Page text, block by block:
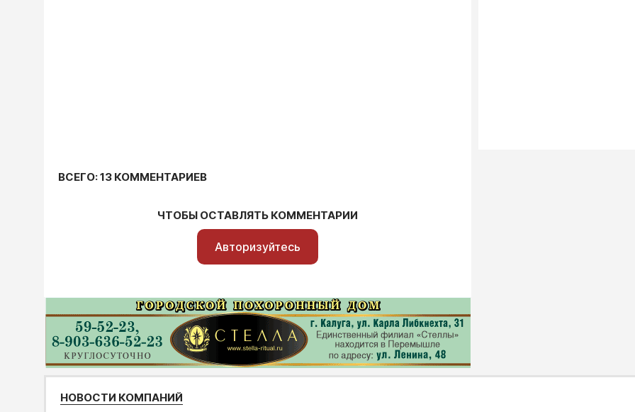
ВСЕГО: 13 КОММЕНТАРИЕВ
ЧТОБЫ ОСТАВЛЯТЬ КОММЕНТАРИИ
Авторизуйтесь
НОВОСТИ КОМПАНИЙ